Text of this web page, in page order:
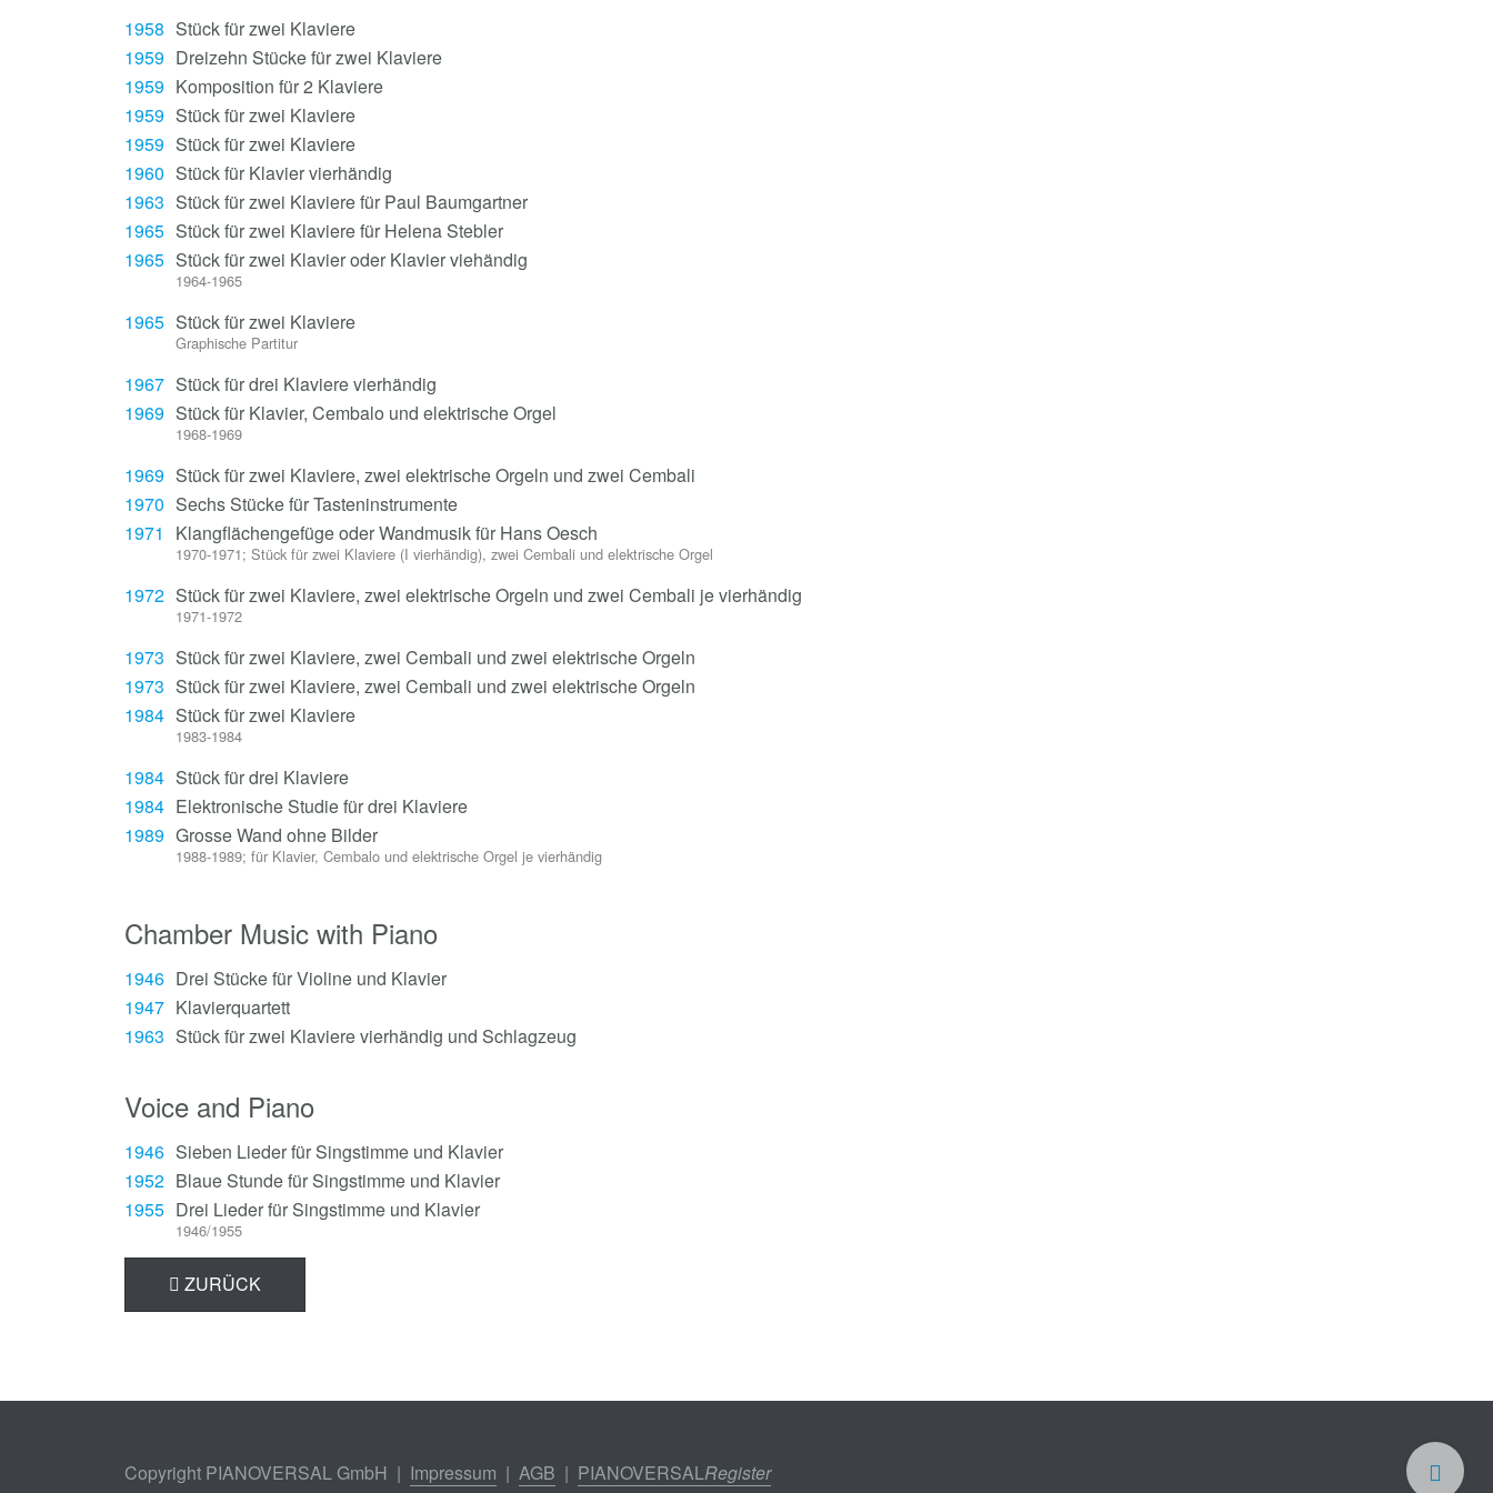
1958 Stück für zwei Klaviere
1959 Dreizehn Stücke für zwei Klaviere
1959 Komposition für 2 Klaviere
1959 Stück für zwei Klaviere
1959 Stück für zwei Klaviere
1960 Stück für Klavier vierhändig
1963 Stück für zwei Klaviere für Paul Baumgartner
1965 Stück für zwei Klaviere für Helena Stebler
1965 Stück für zwei Klavier oder Klavier viehändig
1964-1965
1965 Stück für zwei Klaviere
Graphische Partitur
1967 Stück für drei Klaviere vierhändig
1969 Stück für Klavier, Cembalo und elektrische Orgel
1968-1969
1969 Stück für zwei Klaviere, zwei elektrische Orgeln und zwei Cembali
1970 Sechs Stücke für Tasteninstrumente
1971
Klangflächengefüge oder Wandmusik für Hans Oesch
1970-1971; Stück für zwei Klaviere (I vierhändig), zwei Cembali und elektrische Orgel
1972 Stück für zwei Klaviere, zwei elektrische Orgeln und zwei Cembali je vierhändig
1971-1972
1973 Stück für zwei Klaviere, zwei Cembali und zwei elektrische Orgeln
1973 Stück für zwei Klaviere, zwei Cembali und zwei elektrische Orgeln
1984 Stück für zwei Klaviere
1983-1984
1984 Stück für drei Klaviere
1984 Elektronische Studie für drei Klaviere
1989 Grosse Wand ohne Bilder
1988-1989; für Klavier, Cembalo und elektrische Orgel je vierhändig
Chamber Music with Piano
1946 Drei Stücke für Violine und Klavier
1947 Klavierquartett
1963 Stück für zwei Klaviere vierhändig und Schlagzeug
Voice and Piano
1946 Sieben Lieder für Singstimme und Klavier
1952 Blaue Stunde für Singstimme und Klavier
1955 Drei Lieder für Singstimme und Klavier
1946/1955
ZURÜCK
Copyright PIANOVERSAL GmbH | Impressum | AGB | PIANOVERSALRegister